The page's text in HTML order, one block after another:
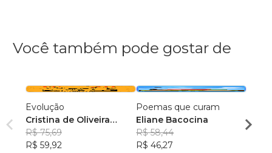
Você também pode gostar de
Evolução
Cristina de Oliveira
Leopoldino Rodrigues
R$ 75,69
R$ 59,92
Poemas que curam
Eliane Bacocina
R$ 58,44
R$ 46,27
nos